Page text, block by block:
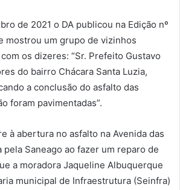
de 2021 o DA publicou na Edição nº
mostrou um grupo de vizinhos
os dizeres: “Sr. Prefeito Gustavo
do bairro Chácara Santa Luzia,
a conclusão do asfalto das
foram pavimentadas”.
à abertura no asfalto na Avenida das
Saneago ao fazer um reparo de
a moradora Jaqueline Albuquerque
municipal de Infraestrutura (Seinfra)